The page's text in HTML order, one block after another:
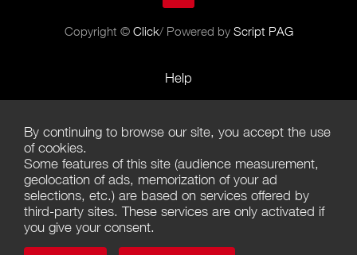
Copyright © Click/ Powered by Script PAG
Help
Terms of Use
Terms of Sales
Privacy Policy
Management of cookies
By continuing to browse our site, you accept the use
of cookies.
Some features of this site (audience measurement,
geolocation of ads, memorization of your ad
selections, etc.) are based on services offered by
third-party sites. These services are only activated if
you give your consent.